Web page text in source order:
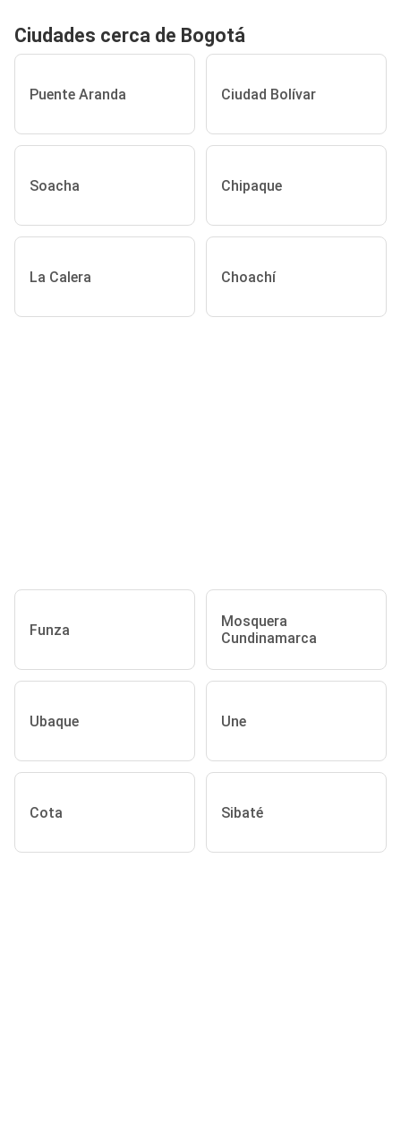
Ciudades cerca de Bogotá
Puente Aranda Ciudad Bolívar
Soacha Chipaque
La Calera Choachí
Funza
Mosquera
Cundinamarca
Ubaque Une
Cota Sibaté